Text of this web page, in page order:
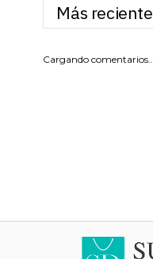
Más reciente
Cargando comentarios…